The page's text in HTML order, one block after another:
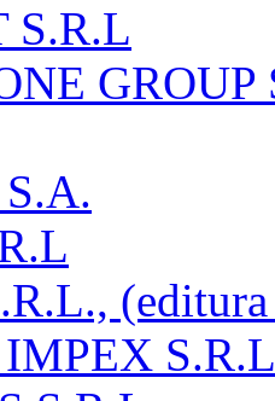
S.R.L
GROUP